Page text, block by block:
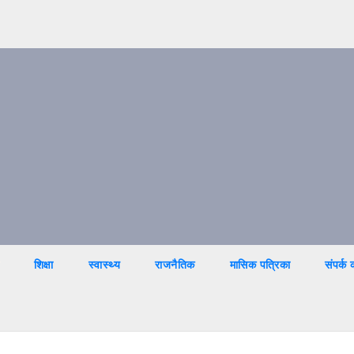
शिक्षा स्वास्थ्य राजनैतिक मासिक पत्रिका संपर्क